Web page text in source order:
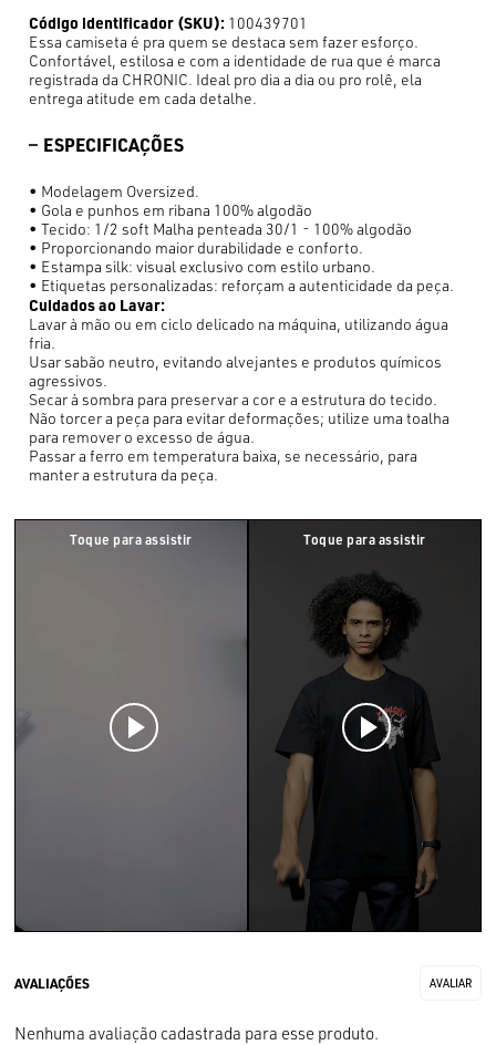
Código identificador (SKU): 100439701
Essa camiseta é pra quem se destaca sem fazer esforço.
Confortável, estilosa e com a identidade de rua que é marca
registrada da CHRONIC. Ideal pro dia a dia ou pro rolê, ela
entrega atitude em cada detalhe.
ESPECIFICAÇÕES
• Modelagem Oversized.
• Gola e punhos em ribana 100% algodão
• Tecido: 1/2 soft Malha penteada 30/1 - 100% algodão
• Proporcionando maior durabilidade e conforto.
• Estampa silk: visual exclusivo com estilo urbano.
• Etiquetas personalizadas: reforçam a autenticidade da peça.
Cuidados ao Lavar:
Lavar à mão ou em ciclo delicado na máquina, utilizando água
fria.
Usar sabão neutro, evitando alvejantes e produtos químicos
agressivos.
Secar à sombra para preservar a cor e a estrutura do tecido.
Não torcer a peça para evitar deformações; utilize uma toalha
para remover o excesso de água.
Passar a ferro em temperatura baixa, se necessário, para
manter a estrutura da peça.
Nenhuma avaliação cadastrada para esse produto.